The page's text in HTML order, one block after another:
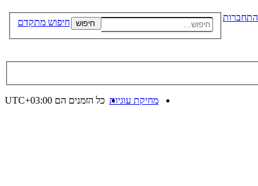
חיפוש חיפוש מתקדם התחברות
כל הזמנים הם UTC+03:00 מחיקת עוגיות